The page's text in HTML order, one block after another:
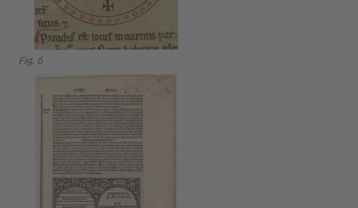
Fig. 6